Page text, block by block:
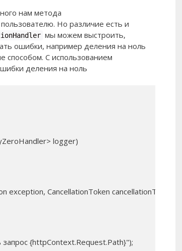
нам метода
Но различие есть и
мы можем выстроить,
ошибки, например деления на ноль
способом. С использованием
деления на ноль
logger)
CancellationToken cancellationToken)
{httpContext.Request.Path}");